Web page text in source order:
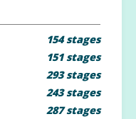
154 stages
151 stages
293 stages
243 stages
287 stages